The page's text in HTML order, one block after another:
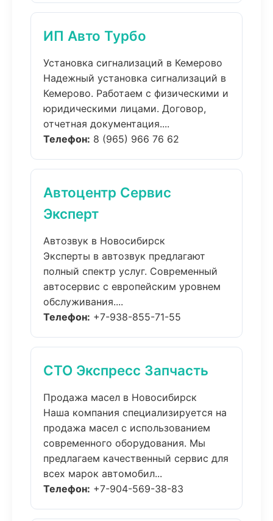
ИП Авто Турбо
Установка сигнализаций в Кемерово
Надежный установка сигнализаций в
Кемерово. Работаем с физическими и
юридическими лицами. Договор,
отчетная документация....
Телефон: 8 (965) 966 76 62
Автоцентр Сервис
Эксперт
Автозвук в Новосибирск
Эксперты в автозвук предлагают
полный спектр услуг. Современный
автосервис с европейским уровнем
обслуживания....
Телефон: +7-938-855-71-55
СТО Экспресс Запчасть
Продажа масел в Новосибирск
Наша компания специализируется на
продажа масел с использованием
современного оборудования. Мы
предлагаем качественный сервис для
всех марок автомобил...
Телефон: +7-904-569-38-83